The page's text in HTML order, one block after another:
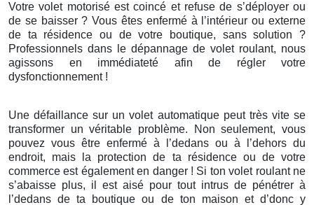
Votre volet motorisé est coincé et refuse de s’déployer ou
de se baisser ? Vous êtes enfermé à l’intérieur ou externe
de ta résidence ou de votre boutique, sans solution ?
Professionnels dans le dépannage de volet roulant, nous
agissons en immédiateté afin de régler votre
dysfonctionnement !
Une défaillance sur un volet automatique peut très vite se
transformer un véritable problème. Non seulement, vous
pouvez vous être enfermé à l’dedans ou à l’dehors du
endroit, mais la protection de ta résidence ou de votre
commerce est également en danger ! Si ton volet roulant ne
s’abaisse plus, il est aisé pour tout intrus de pénétrer à
l’dedans de ta boutique ou de ton maison et d’donc y